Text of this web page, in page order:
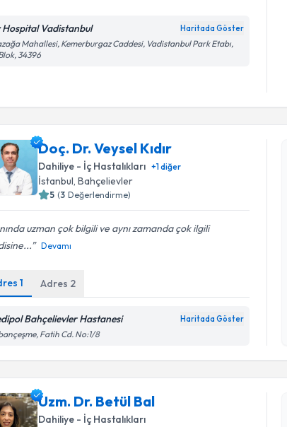
Hospital Vadistanbul Haritada Göster
Mahallesi, Kemerburgaz Caddesi, Vadistanbul Park Etabı,
34396
Doç. Dr. Veysel Kıdır
Dahiliye - İç Hastalıkları +1diğer
İstanbul, Bahçelievler
5 (3 Değerlendirme)
uzman çok bilgili ve aynı zamanda çok ilgili
Devamı
1 Adres 2
Bahçelievler Hastanesi Haritada Göster
Fatih Cd. No:1/8
Uzm. Dr. Betül Bal
Dahiliye - İç Hastalıkları